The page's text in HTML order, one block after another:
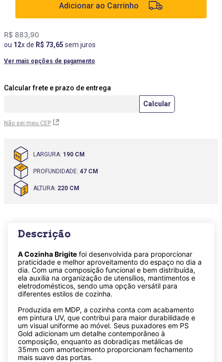
Adicionar ao Carrinho
R$ 883,90
ou 12x de R$ 73,65 sem juros
Ver mais opções de pagamento
Não sei meu CEP
LARGURA: 190 CM
PROFUNDIDADE: 47 CM
ALTURA: 220 CM
Descrição
A Cozinha Brigite foi desenvolvida para proporcionar
praticidade e melhor aproveitamento do espaço no dia a
dia. Com uma composição funcional e bem distribuída,
ela auxilia na organização de utensílios, mantimentos e
eletrodomésticos, sendo uma opção versátil para
diferentes estilos de cozinha.
Produzida em MDP, a cozinha conta com acabamento
em pintura UV, que contribui para maior durabilidade e
um visual uniforme ao móvel. Seus puxadores em PS
Gold adicionam um detalhe contemporâneo à
composição, enquanto as dobradiças metálicas de
35mm com amortecimento proporcionam fechamento
mais suave das portas.